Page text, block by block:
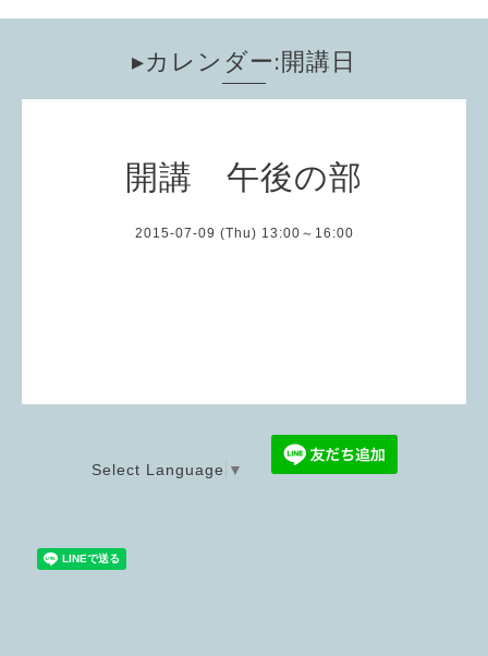
▸カレンダー:開講日
開講 午後の部
2015-07-09 (Thu) 13:00～16:00
Select Language ▼